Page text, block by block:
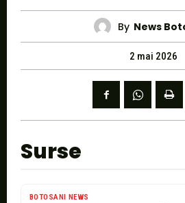
By News
2 mai 2026
Surse
BOTOSANI NEWS